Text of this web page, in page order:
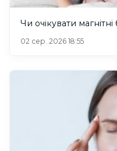
Чи очікувати
02 сер. 2026 18:55